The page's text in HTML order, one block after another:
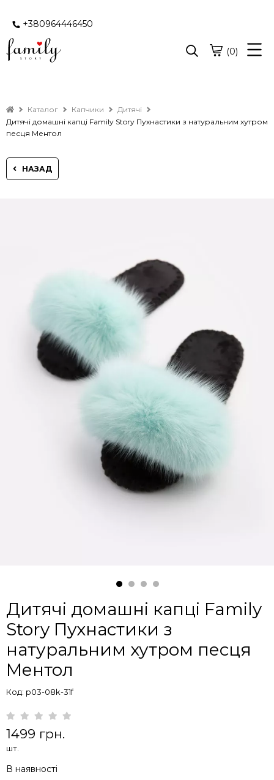
+380964446450
(0)
Каталог Капчики
Дитячі
Дитячі домашні капці Family Story Пухнастики з натуральним хутром
песця Ментол
НАЗАД
Дитячі домашні капці Family
Story Пухнастики з
натуральним хутром песця
Ментол
Код: p03-08k-31f
1499 грн.
шт.
В наявності